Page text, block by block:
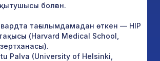
болған.
тағылымдамадан өткен — HIP
(Harvard Medical School,
Palva (University of Helsinki,